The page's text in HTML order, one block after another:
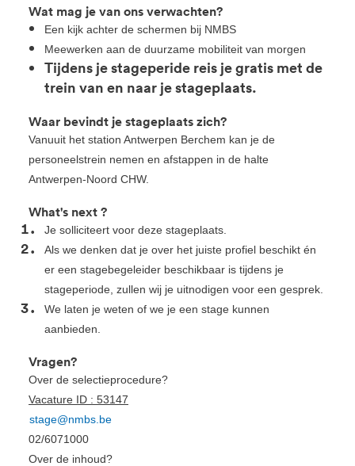
Wat mag je van ons verwachten?
Een kijk achter de schermen bij NMBS
Meewerken aan de duurzame mobiliteit van morgen
Tijdens je stageperide reis je gratis met de
trein van en naar je stageplaats.
Waar bevindt je stageplaats zich?
Vanuuit het station Antwerpen Berchem kan je de
personeelstrein nemen en afstappen in de halte
Antwerpen-Noord CHW.
What's next ?
Je solliciteert voor deze stageplaats.
Als we denken dat je over het juiste profiel beschikt én
er een stagebegeleider beschikbaar is tijdens je
stageperiode, zullen wij je uitnodigen voor een gesprek.
We laten je weten of we je een stage kunnen
aanbieden.
Vragen?
Over de selectieprocedure?
Vacature ID : 53147
stage@nmbs.be
02/6071000
Over de inhoud?